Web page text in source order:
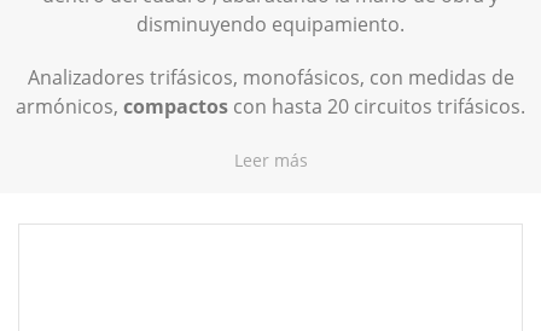
disminuyendo equipamiento.
Analizadores trifásicos, monofásicos, con medidas de
armónicos, compactos con hasta 20 circuitos trifásicos.
Leer más